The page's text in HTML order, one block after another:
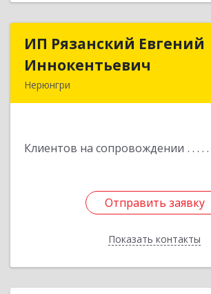
ИП Рязанский Евгений
Иннокентьевич
Нерюнгри
Клиентов на сопровождении
Отправить заявку
Показать контакты
ИП
Отправить заявку
Назад